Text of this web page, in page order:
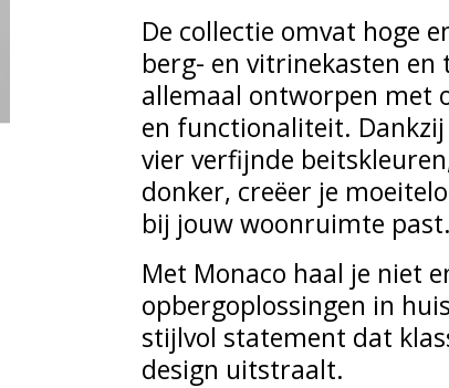
De collectie omvat hoge
berg- en vitrinekasten en
allemaal ontworpen met
en functionaliteit.
vier verfijnde
donker, creëer je
bij jouw woonruimte past.
Met Monaco haal je niet
opbergoplossingen in
stijlvol statement dat
design uitstraalt.